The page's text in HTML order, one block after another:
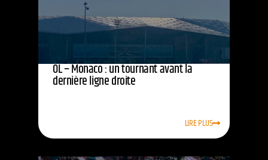
OL – Monaco : un tournant avant la
dernière ligne droite
LIRE PLUS